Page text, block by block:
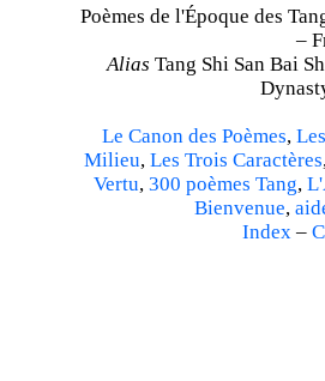
Poèmes de l'Époque des
–
Alias Tang Shi San Bai
Le Canon des Poèmes,
Milieu, Les Trois Caractères
Vertu, 300 poèmes Tang,
Bienvenue,
Index–